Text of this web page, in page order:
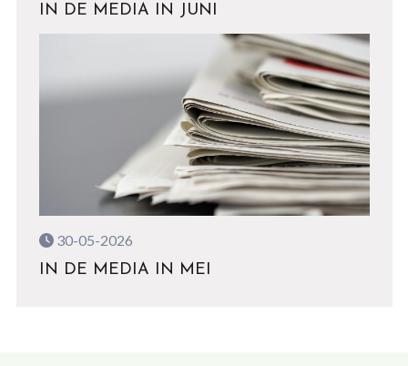
IN DE MEDIA IN JUNI
30-05-2026
IN DE MEDIA IN MEI